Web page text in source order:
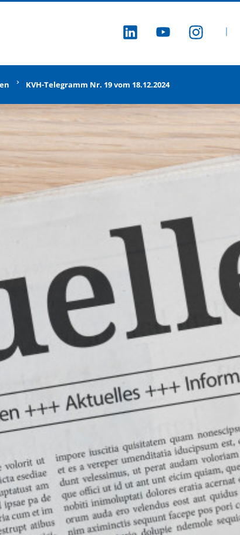
ZU LINKEDIN
ZU ZU
KVH-Telegramm Nr. 19 vom 18.12.2024